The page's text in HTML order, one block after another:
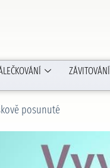
ZÁVITOVÁNÍ
posunuté